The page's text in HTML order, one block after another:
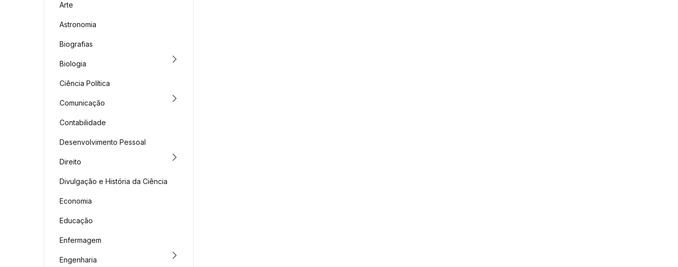
Arte
Astronomia
Biografias
Biologia
Ciência Política
Comunicação
Contabilidade
Desenvolvimento Pessoal
Direito
Divulgação e História da Ciência
Economia
Educação
Enfermagem
Engenharia